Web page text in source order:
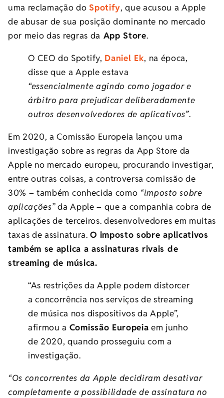
uma reclamação doSpotify, que acusou a Apple
de abusar de sua posição dominante no mercado
por meio das regras da App Store.
O CEO do Spotify, Daniel Ek, na época,
disse que a Apple estava
“essencialmente agindo como jogador e
árbitro para prejudicar deliberadamente
outros desenvolvedores de aplicativos”.
Em 2020, a Comissão Europeia lançou uma
investigação sobre as regras da App Store da
Apple no mercado europeu, procurando investigar,
entre outras coisas, a controversa comissão de
30% – também conhecida como “imposto sobre
aplicações”da Apple – que a companhia cobra de
aplicações de terceiros. desenvolvedores em muitas
taxas de assinatura.O imposto sobre aplicativos
também se aplica a assinaturas rivais de
streaming de música.
“As restrições da Apple podem distorcer
a concorrência nos serviços de streaming
de música nos dispositivos da Apple”,
afirmou a Comissão Europeia em junho
de 2020, quando prosseguiu com a
investigação.
“Os concorrentes da Apple decidiram desativar
completamente a possibilidade de assinatura no